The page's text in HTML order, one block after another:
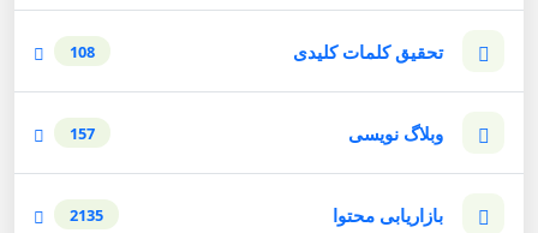
تحقیق کلمات کلیدی 108
وبلاگ نویسی 157
بازاریابی محتوا 2135